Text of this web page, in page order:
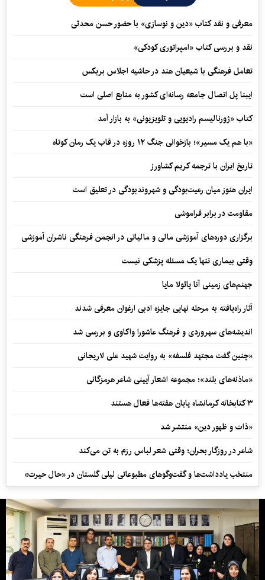
معرفی و نقد کتاب «دین و نوسازی» با حضور حسن محدثی
نقد و بررسی کتاب «امپراتوری کودکی»
تعامل فرهنگی با شیعیان هند در حاشیه اجلاس بریکس
ایبنا پل اتصال جامعه رسانه‌ای کشور به منابع اصلی است
کتاب «ژورنالیسم رادیویی و تلویزیونی» به بازار آمد
«با هم یک مسیر»؛ بازخوانی جنگ ۱۲ روزه در قاب یک رمان کوتاه
تاریخ ایران با ترجمه کریم کشاورز
ایران هنوز میان رعیت‌بودگی و شهروندبودگی در تعلیق است
مقاومت در برابر فراموشی
برگزاری دوره‌های آموزشی مالی و مالیاتی در انجمن فرهنگی ناشران آموزشی
وقتی بیماری تنها یک مسئله پزشکی نیست
جهنم‌های زمینی آنا پائولا مایا
آثار راه‌یافته به مرحله نهایی جایزه ادبی ارغوان معرفی شدند
اندیشه‌های سهروردی و فرهنگ عاشورا واکاوی و بررسی شد
«چنین گفت مجتهد فلسفه» به روایت شهید علی لاریجانی
«ماذنه‌های بلند»؛ مجموعه اشعار آیینی شاعر هرمزگانی
۳ کتابخانه کرمانشاه پایان هفته‌ها فعال هستند
«ذات و ظهور دین» منتشر شد
شاعر در روزگار بحران؛ وقتی شعر لباس رزم به تن می‌کند
منتخب یادداشت‌ها و گفت‌وگوهای مطبوعاتی لیلی گلستان در «حال حیرت»